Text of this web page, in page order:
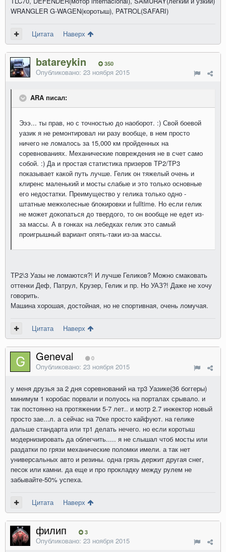
WRANGLER G-WAGEN(коротыш), PATROL(SAFARI)
Цитата Наверх
batareykin 350
Опубликовано: 23 ноября 2015
ARA писал:
Эээ... ты прав, но с точностью до наоборот. :) Свой боевой
уазик я не ремонтировал ни разу вообще, в нем просто
ничего не ломалось за 15,000 км пройденных на
соревнованиях. Механические повреждения не в счет само
собой. :) Да и простая статистика призеров ТР2/ТР3
показывает какой путь лучше. Гелик он тяжелый очень и
клиренс маленький и мосты слабые и это только основные
его недостатки. Преимущество у гелика только одно -
штатные межколесные блокировки и fulltime. Но если гелик
не может докопаться до твердого, то он вообще не едет из-
за массы. А в гонках на лебедках гелик это самый
проигрышный вариант опять-таки из-за массы.
ТР2\3 Уазы не ломаются?! И лучше Геликов? Можно смаковать
оттенки Деф, Патрул, Крузер, Гелик и пр. Но УАЗ?! Даже не хочу
говорить.
Машина хорошая, достойная, но не спортивная, очень ломучая.
Цитата Наверх
Geneval 0
Опубликовано: 23 ноября 2015
у меня друзья за 2 дня соревнований на тр3 Уазике(36 боггеры)
минимум 1 коробас порвали и полуось на порталах срывало. и
так постоянно на протяжении 5-7 лет.. и мотр 2.7 инжектор новый
просто зае...л. а сейчас на 70ке просто кайфуют. на гелике
дальше стандарта или тр1 делать нечего. но если коротыш
модернизировать да облегчить..... я не слышал чтоб мосты или
раздатки по грязи механические поломки имели. а так нет
универсальных авто и резины. одна грязь держит другая снег,
песок или камни. да еще и про прокладку между рулем не
забывайте-50% успеха.
Цитата Наверх
филип 3
Опубликовано: 23 ноября 2015